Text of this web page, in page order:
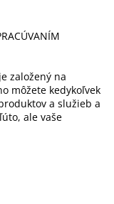
založený na
môžete kedykoľvek
a služieb a
ale vaše